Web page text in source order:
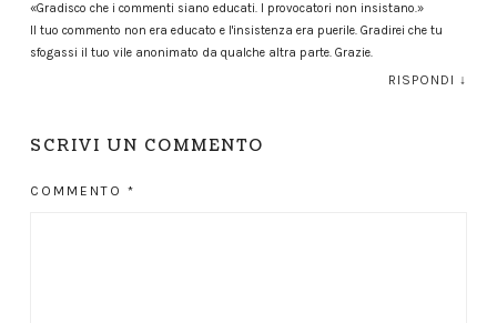
«Gradisco che i commenti siano educati. I provocatori non insistano.»
Il tuo commento non era educato e l'insistenza era puerile. Gradirei che tu
sfogassi il tuo vile anonimato da qualche altra parte. Grazie.
RISPONDI ↓
SCRIVI UN COMMENTO
COMMENTO *